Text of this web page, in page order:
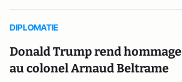
DIPLOMATIE
Donald Trump rend hommage
au colonel Arnaud Beltrame